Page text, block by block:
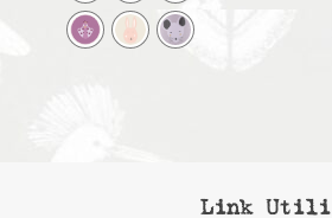
Link Utili